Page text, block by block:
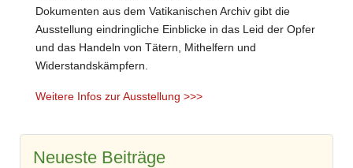
Dokumenten aus dem Vatikanischen Archiv gibt die
Ausstellung eindringliche Einblicke in das Leid der Opfer
und das Handeln von Tätern, Mithelfern und
Widerstandskämpfern.
Weitere Infos zur Ausstellung >>>
Neueste Beiträge